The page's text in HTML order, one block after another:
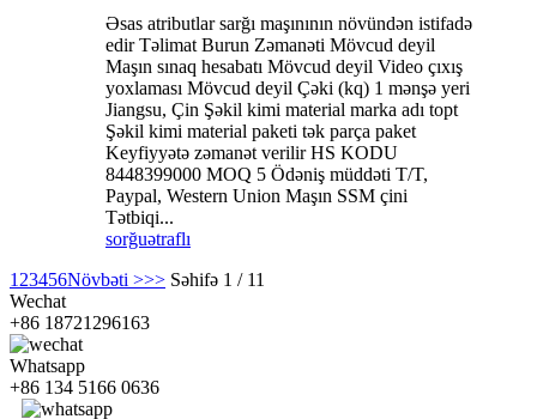
Əsas atributlar sarğı maşınının növündən istifadə
edir Təlimat Burun Zəmanəti Mövcud deyil
Maşın sınaq hesabatı Mövcud deyil Video çıxış
yoxlaması Mövcud deyil Çəki (kq) 1 mənşə yeri
Jiangsu, Çin Şəkil kimi material marka adı topt
Şəkil kimi material paketi tək parça paket
Keyfiyyətə zəmanət verilir HS KODU
8448399000 MOQ 5 Ödəniş müddəti T/T,
Paypal, Western Union Maşın SSM çini
Tətbiqi...
sorğuətraflı
1 23456Növbəti >>> Səhifə 1 / 11
Wechat
+86 18721296163
Whatsapp
+86 134 5166 0636